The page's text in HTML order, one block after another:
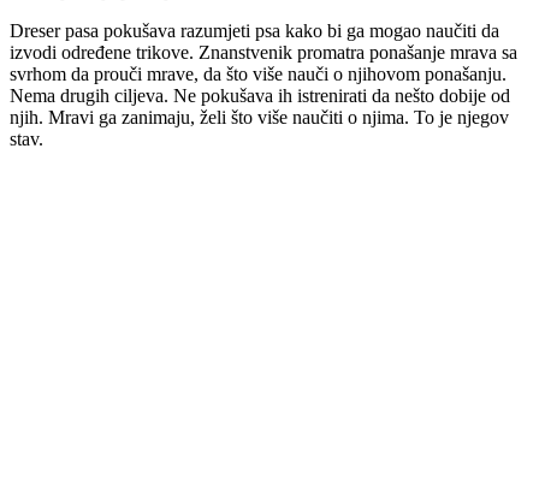
Dreser pasa pokušava razumjeti psa kako bi ga mogao naučiti da
izvodi određene trikove. Znanstvenik promatra ponašanje mrava sa
svrhom da prouči mrave, da što više nauči o njihovom ponašanju.
Nema drugih ciljeva. Ne pokušava ih istrenirati da nešto dobije od
njih. Mravi ga zanimaju, želi što više naučiti o njima. To je njegov
stav.